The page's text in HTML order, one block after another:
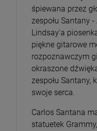
śpiewana przez
zespołu Santany
Lindsay'a
piękne gitarowe
rozpoznawczym
okraszone
zespołu Santany,
swoje serca.
Carlos Santana
statuetek